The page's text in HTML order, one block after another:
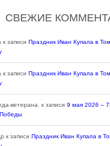
СВЕЖИЕ
к записи Праздник Иван Купала в
к записи Праздник Иван Купала в
ветерана. к записи 9 мая 2026 –
к записи Праздник Иван Купала в